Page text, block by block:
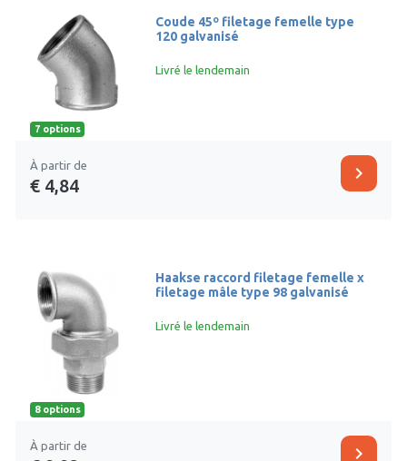
7 options
Coude 45º filetage femelle type
120 galvanisé
Livré le lendemain
À partir de
€ 4,84
chevron_right
8 options
Haakse raccord filetage femelle x
filetage mâle type 98 galvanisé
Livré le lendemain
À partir de chevron_right